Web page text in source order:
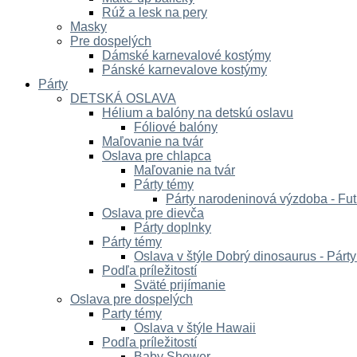
Rúž a lesk na pery
Masky
Pre dospelých
Dámské karnevalové kostýmy
Pánské karnevalove kostýmy
Párty
DETSKÁ OSLAVA
Hélium a balóny na detskú oslavu
Fóliové balóny
Maľovanie na tvár
Oslava pre chlapca
Maľovanie na tvár
Párty témy
Párty narodeninová výzdoba -
Oslava pre dievča
Párty doplnky
Párty témy
Oslava v štýle Dobrý dinosaurus -
Podľa príležitostí
Sväté prijímanie
Oslava pre dospelých
Party témy
Oslava v štýle Hawaii
Podľa príležitostí